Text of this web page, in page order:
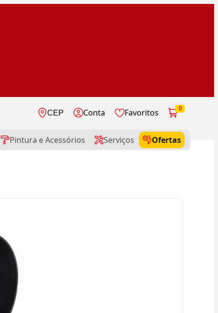
CEP Conta Favoritos 0
Pintura e Acessórios Serviços
Ofertas